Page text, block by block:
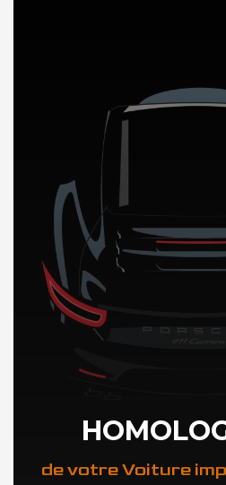
DÉCOUVREZ NOTRE
de votre Voiture